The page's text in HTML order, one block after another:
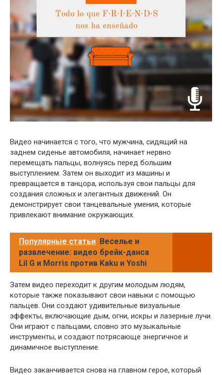
Видео начинается с того, что мужчина, сидящий на
заднем сиденье автомобиля, начинает нервно
перемещать пальцы, волнуясь перед большим
выступлением. Затем он выходит из машины и
превращается в танцора, используя свои пальцы для
создания сложных и элегантных движений. Он
демонстрирует свои танцевальные умения, которые
привлекают внимание окружающих.
Популярные статьи Веселье и
развлечение: видео брейк-данса
Lil G и Morris против Kaku и Yoshi
Затем видео переходит к другим молодым людям,
которые также показывают свои навыки с помощью
пальцев. Они создают удивительные визуальные
эффекты, включающие дым, огни, искры и лазерные лучи.
Они играют с пальцами, словно это музыкальные
инструменты, и создают потрясающе энергичное и
динамичное выступление.
Видео заканчивается снова на главном герое, который